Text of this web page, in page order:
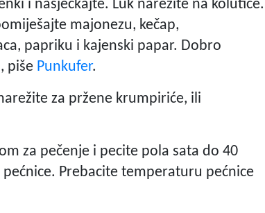
i nasjeckajte. Luk narežite na kolutiće.
majonezu, kečap,
papriku i kajenski papar. Dobro
piše Punkufer.
za pržene krumpiriće, ili
za pečenje i pecite pola sata do 40
Prebacite temperaturu pećnice